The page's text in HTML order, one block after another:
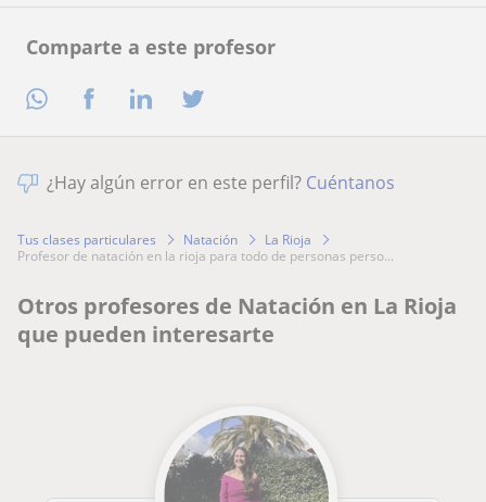
Comparte a este profesor
¿Hay algún error en este perfil? Cuéntanos
Tus clases particulares Natación
La Rioja
profesor de natación en la rioja para todo de personas perso...
Otros profesores de Natación en La Rioja
que pueden interesarte